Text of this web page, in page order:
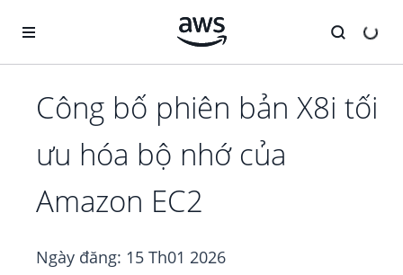
Công bố phiên bản X8i tối
ưu hóa bộ nhớ của
Amazon EC2
Ngày đăng: 15 Th01 2026